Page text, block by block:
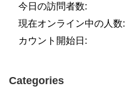
今日の訪問者数:
現在オンライン中の人数:
カウント開始日:
Categories